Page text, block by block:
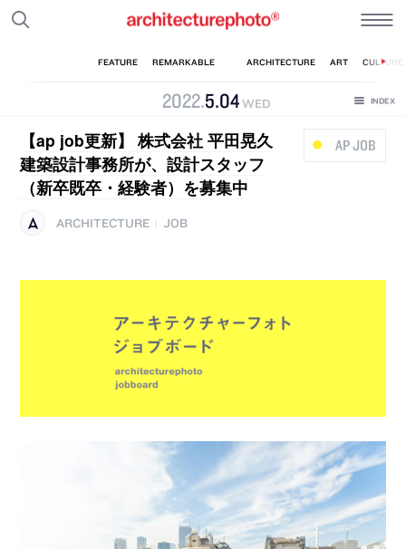
2022.5.04WED
AP JOB
【ap job更新】 株式会社 平田晃久
建築設計事務所が、設計スタッフ
（新卒既卒・経験者）を募集中
ARCHITECTURE JOB